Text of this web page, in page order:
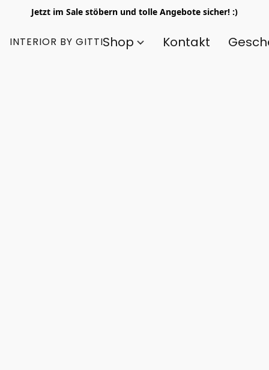
Jetzt im Sale stöbern und tolle Angebote sicher! :)
INTERIOR BY GITTIShop Kontakt